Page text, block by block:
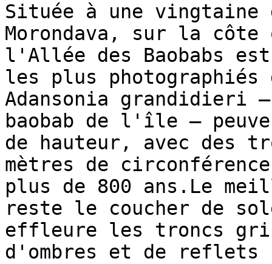
Située à une vingtaine
Morondava, sur la côte
l'Allée des Baobabs
les plus photographiés
Adansonia grandidieri
baobab de l'île —
de hauteur, avec des
mètres de
plus de 800 ans.Le
reste le coucher de
effleure les troncs
d'ombres et de reflets